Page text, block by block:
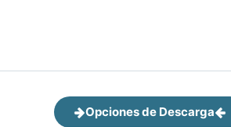
Opciones de Descarga